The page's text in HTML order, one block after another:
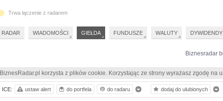
Biznesradar
BiznesRadar.pl korzysta z plików cookie. Korzystając ze strony wyrażasz zgodę
ICE: ustaw alert do portfela do radaru dodaj do ulubionych
Trwa łączenie z radarem
RADAR WIADOMOŚCI GIEŁDA FUNDUSZE WALUTY DYWIDENDY